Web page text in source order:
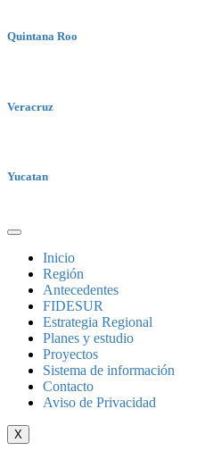
Quintana Roo
Veracruz
Yucatan
Inicio
Región
Antecedentes
FIDESUR
Estrategia Regional
Planes y estudio
Proyectos
Sistema de información
Contacto
Aviso de Privacidad
X